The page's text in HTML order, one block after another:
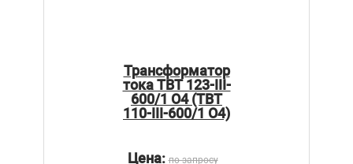
Трансформатор
тока ТВТ 123-III-
600/1 О4 (ТВТ
110-III-600/1 О4)
Цена:по запросу